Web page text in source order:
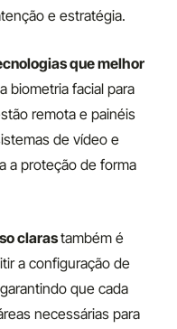
e estratégia.
que melhor
biometria facial para
remota e painéis
de vídeo e
a proteção de forma
clarastambém é
a configuração de
que cada
necessárias para